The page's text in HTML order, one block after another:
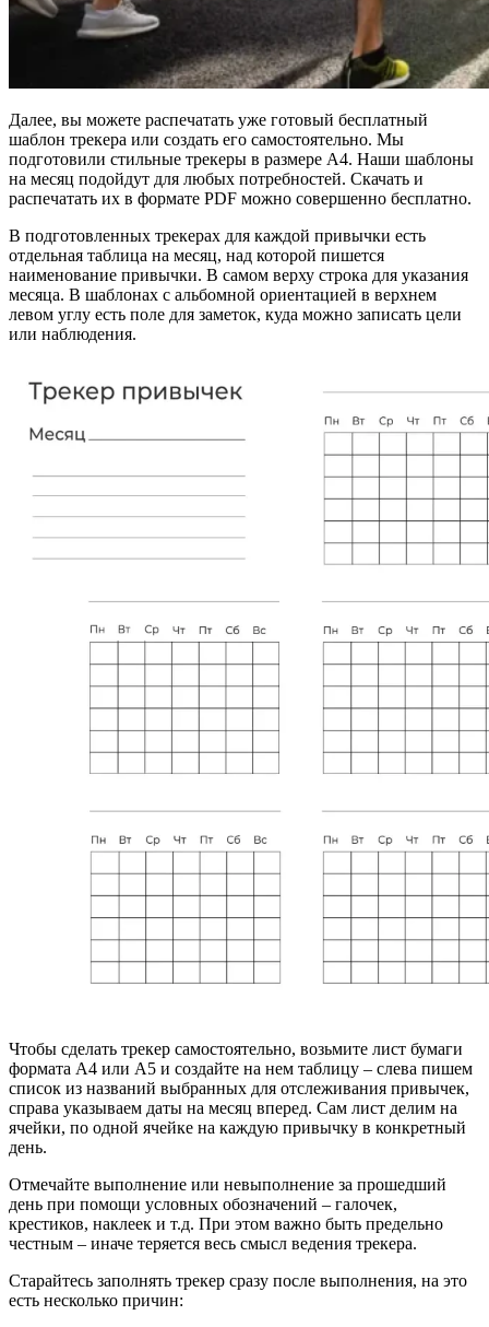
Далее, вы можете распечатать уже готовый бесплатный
шаблон трекера или создать его самостоятельно. Мы
подготовили стильные трекеры в размере А4. Наши шаблоны
на месяц подойдут для любых потребностей. Скачать и
распечатать их в формате PDF можно совершенно бесплатно.
В подготовленных трекерах для каждой привычки есть
отдельная таблица на месяц, над которой пишется
наименование привычки. В самом верху строка для указания
месяца. В шаблонах с альбомной ориентацией в верхнем
левом углу есть поле для заметок, куда можно записать цели
или наблюдения.
Чтобы сделать трекер самостоятельно, возьмите лист бумаги
формата А4 или А5 и создайте на нем таблицу – слева пишем
список из названий выбранных для отслеживания привычек,
справа указываем даты на месяц вперед. Сам лист делим на
ячейки, по одной ячейке на каждую привычку в конкретный
день.
Отмечайте выполнение или невыполнение за прошедший
день при помощи условных обозначений – галочек,
крестиков, наклеек и т.д. При этом важно быть предельно
честным – иначе теряется весь смысл ведения трекера.
Старайтесь заполнять трекер сразу после выполнения, на это
есть несколько причин: